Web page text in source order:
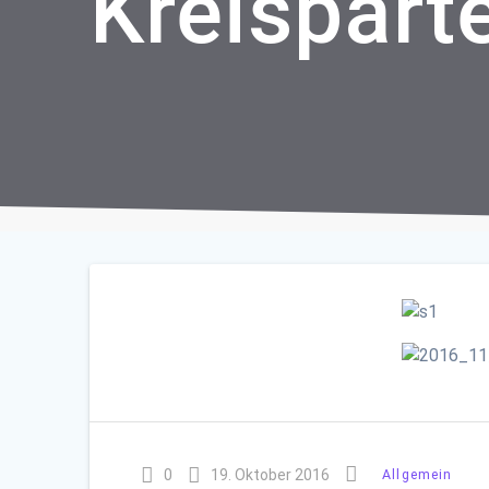
0 19. Oktober 2016 Allgemein